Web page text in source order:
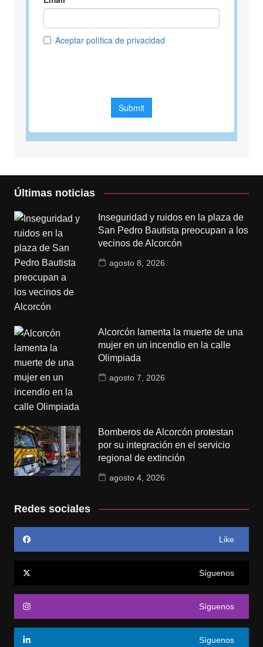
Últimas noticias
Inseguridad y ruidos en la plaza de
San Pedro Bautista preocupan a los
vecinos de Alcorcón
agosto 8, 2026
Alcorcón lamenta la muerte de una
mujer en un incendio en la calle
Olimpiada
agosto 7, 2026
Bomberos de Alcorcón protestan
por su integración en el servicio
regional de extinción
agosto 4, 2026
Redes sociales
Like
Síguenos
Síguenos
Síguenos